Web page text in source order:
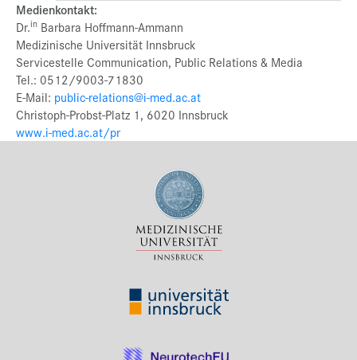
Medienkontakt:
Dr.in Barbara Hoffmann-Ammann
Medizinische Universität Innsbruck
Servicestelle Communication, Public Relations & Media
Tel.: 0512/9003-71830
E-Mail: public-relations@i-med.ac.at
Christoph-Probst-Platz 1, 6020 Innsbruck
www.i-med.ac.at/pr